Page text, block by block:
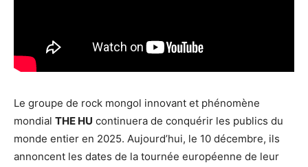
Le groupe de rock mongol innovant et phénomène
mondial THE HU continuera de conquérir les publics du
monde entier en 2025. Aujourd’hui, le 10 décembre, ils
annoncent les dates de la tournée européenne de leur